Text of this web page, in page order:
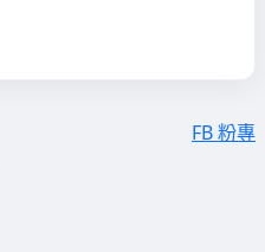
FB 粉專